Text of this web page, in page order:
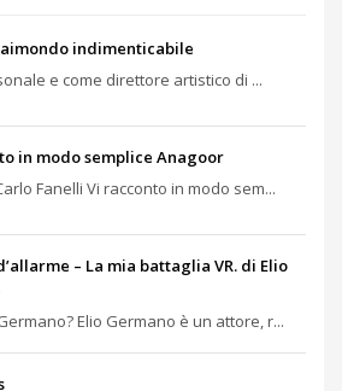
indimenticabile
e come direttore artistico di ...
in modo semplice Anagoor
Fanelli Vi racconto in modo sem...
– La mia battaglia VR. di Elio
Elio Germano è un attore, r...